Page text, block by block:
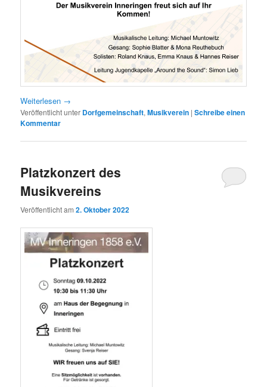
Weiterlesen →
Veröffentlicht unter Dorfgemeinschaft,Musikverein |Schreibe einen
Kommentar
Platzkonzert des
Musikvereins
Veröffentlicht am2. Oktober 2022